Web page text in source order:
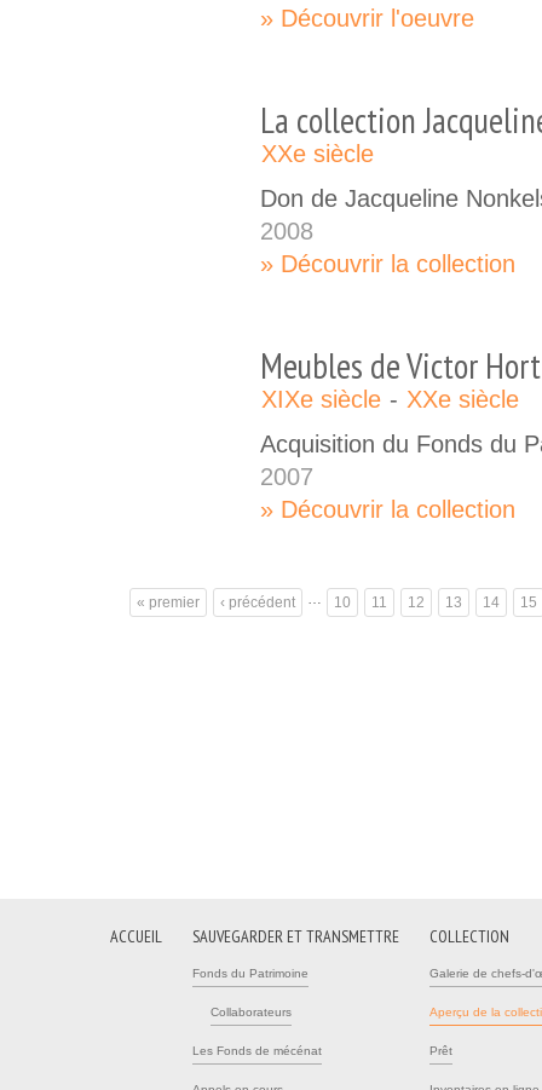
Découvrir l'oeuvre
La collection
XXe siècle
Don de Jacqueline
2008
Découvrir la collection
Meubles de Victor
XIXe siècle
XXe siècle
Acquisition du Fonds du
2007
Découvrir la collection
« premier ‹ précédent … 10 11 12 13 14 15
ACCUEIL SAUVEGARDER ET TRANSMETTRE
Fonds du Patrimoine
Collaborateurs
Les Fonds de mécénat
COLLECTION
Galerie de chefs-
Aperçu de la
Prêt